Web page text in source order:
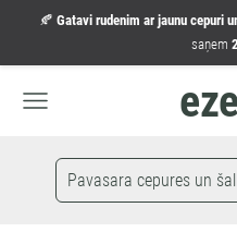
🍂 Gatavi rudenim ar jaunu cepuri
saņem
Pavasara cepures un